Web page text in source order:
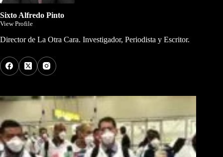
Sixto Alfredo Pinto
View Profile
Director de La Otra Cara. Investigador, Periodista y Escritor.